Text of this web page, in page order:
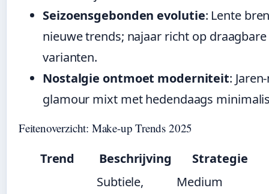
Seizoensgebonden evolutie: Lente
nieuwe trends; najaar richt op
varianten.
Nostalgie ontmoet moderniteit:
glamour mixt met hedendaags
Feitenoverzicht: Make-up Trends 2025
Trend Beschrijving Strategie
Subtiele,
Medium